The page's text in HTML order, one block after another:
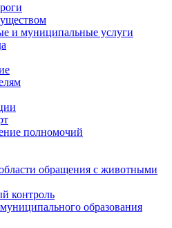
и муниципальные услуги
полномочий
обращения с животными
контроль
образования